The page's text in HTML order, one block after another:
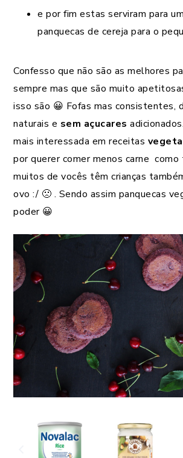
e por fim estas serviram para
panquecas de cereja para o
Confesso que não são as melhores
sempre mas que são muito
isso são 😀 Fofas mas consistentes,
naturais e sem açucares
mais interessada em receitas
por querer comer menos carne como
muitos de vocês têm crianças
ovo :/ 🙁 . Sendo assim panquecas
poder 😀